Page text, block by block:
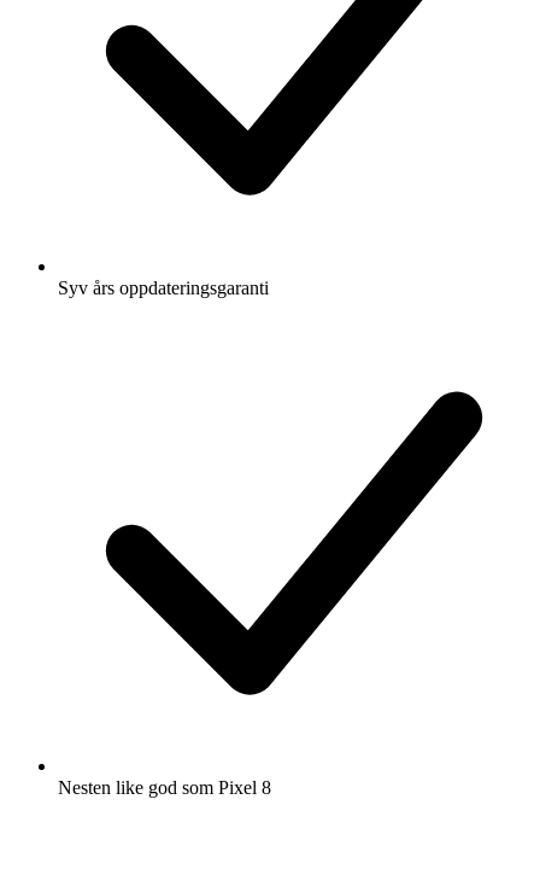
Syv års oppdateringsgaranti
Nesten like god som Pixel 8